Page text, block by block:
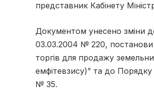
представник Кабінету
Документом унесено зміни
03.03.2004 № 220, постанови
торгів для продажу
емфітевзису)” та до
№ 35.